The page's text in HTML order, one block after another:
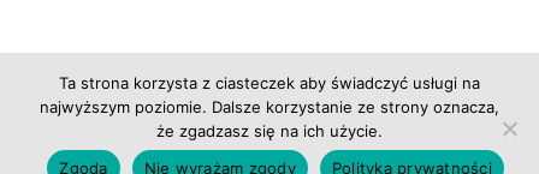
Copyright © 2026 Grupa Probiz, CoWartoZwiedzic.pl
Regulamin serwisu|Polityka prywatności|
Ta strona korzysta z ciasteczek aby świadczyć usługi na
najwyższym poziomie. Dalsze korzystanie ze strony oznacza,
że zgadzasz się na ich użycie.
Zgoda
Nie wyrażam zgody Polityka prywatności